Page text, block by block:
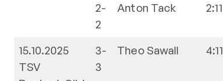
2-
2
Anton Tack 2:11
15.10.2025
TSV
3-
3
Theo Sawall 4:11